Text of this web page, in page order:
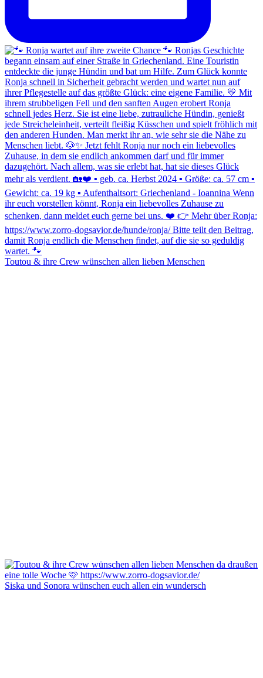
Toutou & ihre Crew wünschen allen lieben Menschen
Siska und Sonora wünschen euch allen ein wundersch